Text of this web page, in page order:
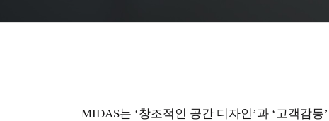
MIDAS는 ‘창조적인 공간 디자인’과 ‘고객감